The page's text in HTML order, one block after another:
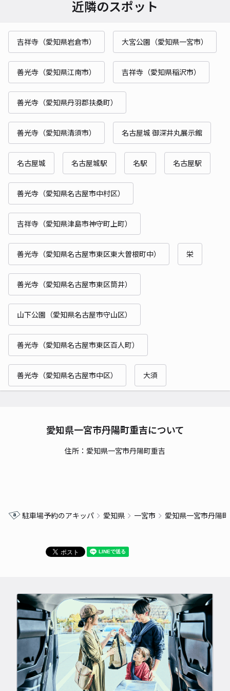
近隣のスポット
吉祥寺（愛知県岩倉市） 大宮公園（愛知県一宮市）
善光寺（愛知県江南市） 吉祥寺（愛知県稲沢市）
善光寺（愛知県丹羽郡扶桑町）
善光寺（愛知県清須市） 名古屋城 御深井丸展示館
名古屋城 名古屋城駅 名駅 名古屋駅
善光寺（愛知県名古屋市中村区）
吉祥寺（愛知県津島市神守町上町）
善光寺（愛知県名古屋市東区東大曽根町中） 栄
善光寺（愛知県名古屋市東区筒井）
山下公園（愛知県名古屋市守山区）
善光寺（愛知県名古屋市東区百人町）
善光寺（愛知県名古屋市中区） 大須
愛知県一宮市丹陽町重吉について
住所：愛知県一宮市丹陽町重吉
駐車場予約のアキッパ 愛知県 一宮市 愛知県一宮市丹陽